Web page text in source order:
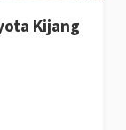
Kijang